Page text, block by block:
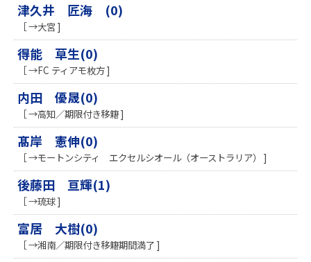
津久井 匠海 (0)
［ →大宮 ]
得能 草生(0)
［ →FC ティアモ枚方 ]
内田 優晟(0)
［ →高知／期限付き移籍 ]
髙岸 憲伸(0)
［ →モートンシティ エクセルシオール（オーストラリア） ]
後藤田 亘輝(1)
［ →琉球 ]
富居 大樹(0)
［ →湘南／期限付き移籍期間満了 ]